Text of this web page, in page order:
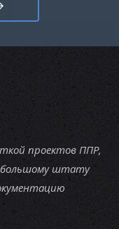
проектов ППР,
большому штату